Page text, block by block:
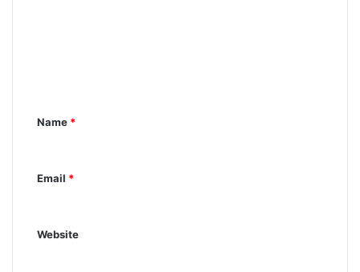
tName *
Email *
Website